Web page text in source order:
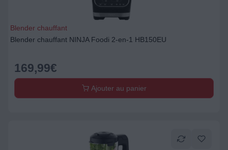
Blender chauffant
Blender chauffant NINJA Foodi 2-en-1 HB150EU
169,99€
Ajouter au panier